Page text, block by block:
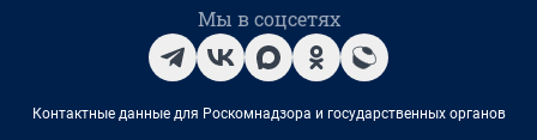
Мы в соцсетях
Контактные данные для Роскомнадзора и государственных органов